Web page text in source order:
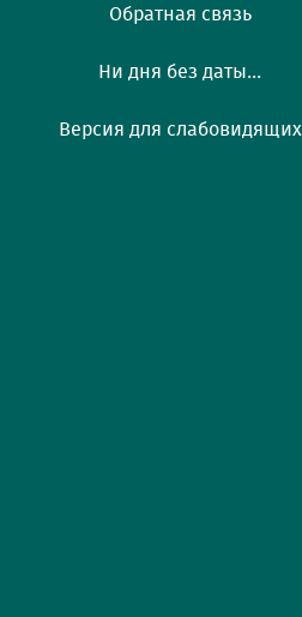
Обратная связь
Ни дня без даты...
Версия для слабовидящих